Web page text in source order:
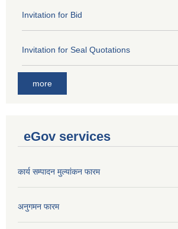
Invitation for Bid
Invitation for Seal Quotations
more
eGov services
कार्य सम्पादन मुल्यांकन फारम
अनुगमन फारम